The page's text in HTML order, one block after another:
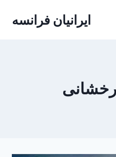
ایرانیان فرانسه